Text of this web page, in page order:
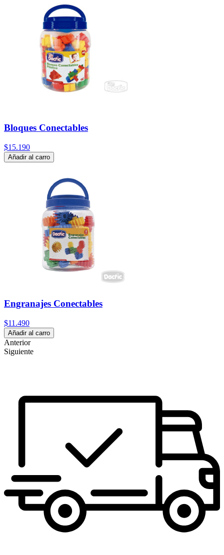
Bloques Conectables
$15.190
Añadir al carro
Engranajes Conectables
$11.490
Añadir al carro
Anterior
Siguiente